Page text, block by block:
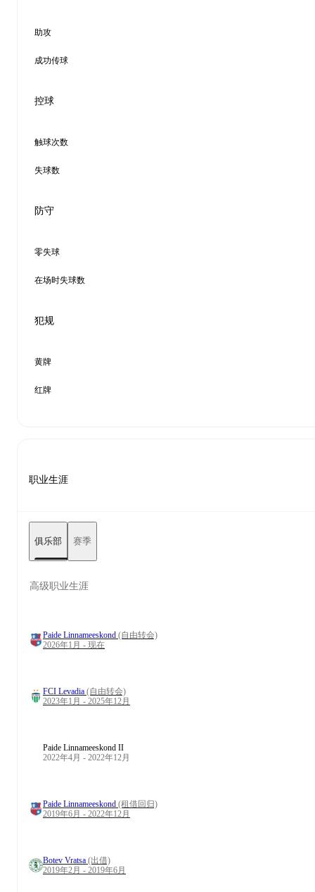
助攻
成功传球
控球
触球次数
失球数
防守
零失球
在场时失球数
犯规
黄牌
红牌
职业生涯
俱乐部 赛季
高级职业生涯
Paide Linnameeskond (自由转会)
2026年1月 - 现在
FCI Levadia (自由转会)
2023年1月 - 2025年12月
Paide Linnameeskond II
2022年4月 - 2022年12月
Paide Linnameeskond (租借回归)
2019年6月 - 2022年12月
Botev Vratsa (出借)
2019年2月 - 2019年6月